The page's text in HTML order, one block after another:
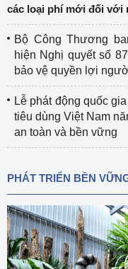
các loại phí mới đối với
Bộ Công Thương
hiện Nghị quyết số
bảo vệ quyền lợi
Lễ phát động quốc
tiêu dùng Việt Nam
an toàn và bền vững
PHÁT TRIỂN BỀN